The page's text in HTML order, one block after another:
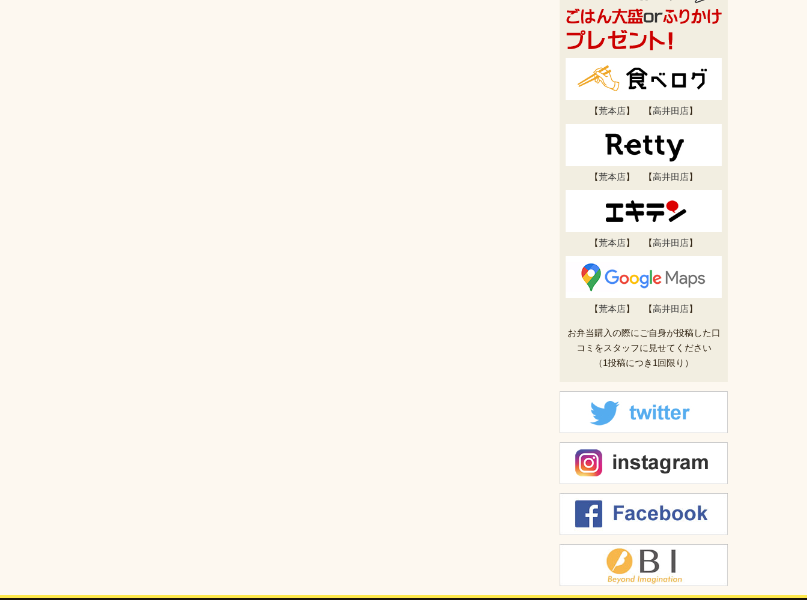
【荒本店】 【高井田店】
【荒本店】 【高井田店】
【荒本店】 【高井田店】
【荒本店】 【高井田店】
お弁当購入の際にご自身が投稿した口
コミをスタッフに見せてください
（1投稿につき1回限り）